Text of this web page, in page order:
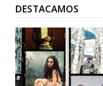
DESTACAMOS